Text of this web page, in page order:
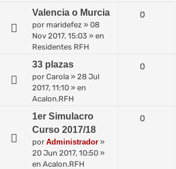
Valencia o Murcia
por maridefez » 08
Nov 2017, 15:03 » en
Residentes RFH
0
33 plazas
por Carola » 28 Jul
2017, 11:10 » en
Acalon.RFH
0
1er Simulacro
Curso 2017/18
por Administrador »
20 Jun 2017, 10:50 »
en Acalon.RFH
0